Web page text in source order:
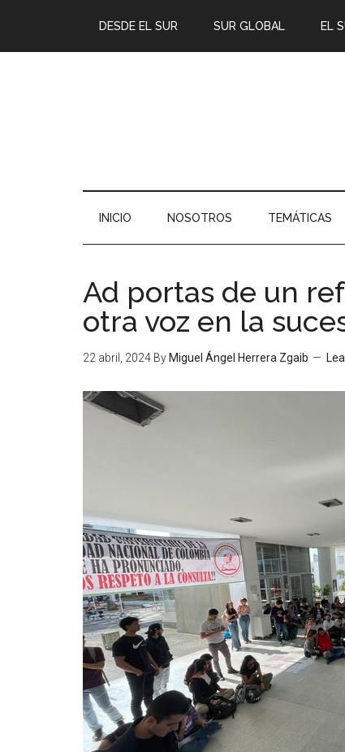
DESDE EL SUR SUR GLOBAL EL
INICIO NOSOTROS TEMÁTICAS
Ad portas de un
otra voz en la
22 abril, 2024 By Miguel Ángel Herrera Zgaib